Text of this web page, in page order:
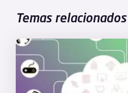
Temas relacionados